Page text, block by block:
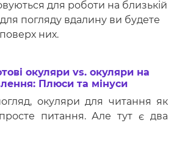
для роботи на близькій
для погляду вдалину ви будете
них.
окуляри vs. окуляри на
Плюси та мінуси
окуляри для читання як
питання. Але тут є два